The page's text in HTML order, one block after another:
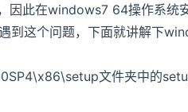
此在windows7 64操作系统
到这个问题，下面就讲解下
文件夹中的